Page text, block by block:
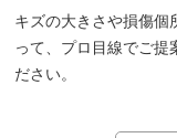
キズの大きさや損傷個
って、プロ目線でご提
ださい。